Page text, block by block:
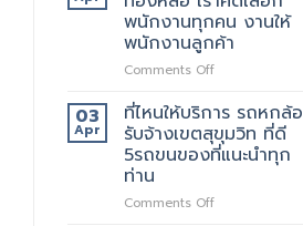
ไหน
บ้าง
รับจ้าง
เขต
เทพารักษ์
ประทับ
ใน
งาน
บริการ
ของ
แน่นอน
พนักงานทุกคน งานให้
พนักงานลูกค้า
Comments Offon
หก
ล้อ
รับจ้าง
เขต
เรา
03
Apr
ที่ไหนให้บริการ รถหกล้อ
รับจ้างเขตสุขุมวิท ที่ดี
5รถขนของที่แนะนำทุก
ท่าน
Comments Offon